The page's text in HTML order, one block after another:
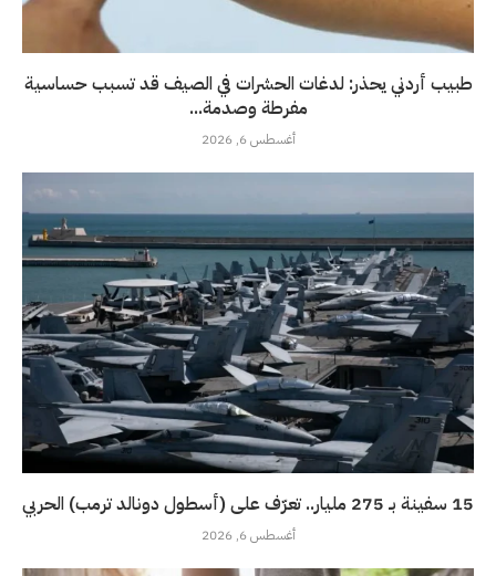
طبيب أردني يحذر: لدغات الحشرات في الصيف قد تسبب حساسية
مفرطة وصدمة...
أغسطس 6, 2026
15 سفينة بـ 275 مليار.. تعرّف على (أسطول دونالد ترمب) الحربي
أغسطس 6, 2026